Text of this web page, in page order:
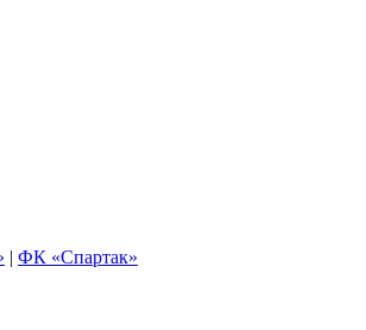
| ФК «Спартак»